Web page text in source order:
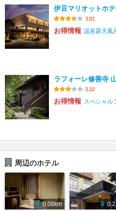
伊豆マリオットホ
3.91
お得情報 温泉露天風
ラフォーレ修善寺
3.32
お得情報 スペシャル
周辺のホテル
0.08km